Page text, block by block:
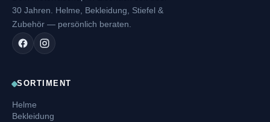
30 Jahren. Helme, Bekleidung, Stiefel &
Zubehör — persönlich beraten.
SORTIMENT
Helme
Bekleidung